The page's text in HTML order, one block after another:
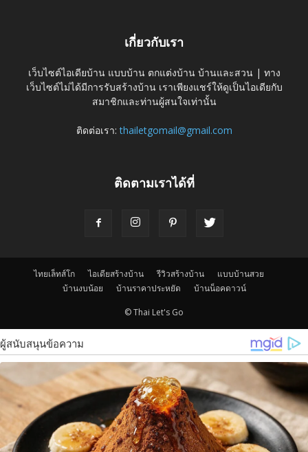
เกี่ยวกับเรา
เว็บไซต์ไอเดียบ้าน แบบบ้าน ตกแต่งบ้าน บ้านและสวน | ทาง
เว็บไซต์ไม่ได้มีการรับสร้างบ้าน เราเพียงแชร์ให้ดูเป็นไอเดียกับ
สมาชิกและท่านผู้สนใจเท่านั้น
ติดต่อเรา:thailetgomail@gmail.com
ติดตามเราได้ที่
ไทยเล็ทส์โก ไอเดียสร้างบ้าน รีวิวสร้างบ้าน
แบบบ้านสวย
บ้านงบน้อย
บ้านราคาประหยัด บ้านน็อคดาวน์
© Thai Let's Go